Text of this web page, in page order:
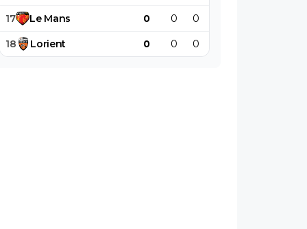
17 Le Mans 0 0 0
18 Lorient 0 0 0